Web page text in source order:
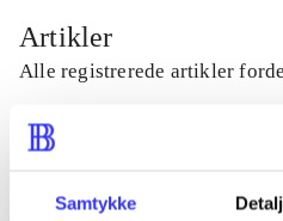
Samtykke
Artikler
Alle registrerede artikler
...